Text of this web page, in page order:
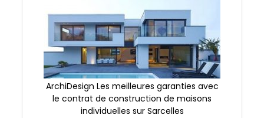
ArchiDesign Les meilleures garanties avec
le contrat de construction de maisons
individuelles sur Sarcelles